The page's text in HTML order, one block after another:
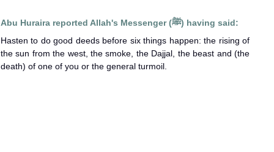
Abu Huraira reported Allah's Messenger (ﷺ) having said:
Hasten to do good deeds before six things happen: the rising of
the sun from the west, the smoke, the Dajjal, the beast and (the
death) of one of you or the general turmoil.